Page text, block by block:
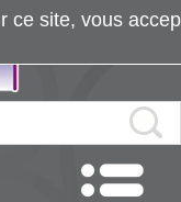
ce site, vous